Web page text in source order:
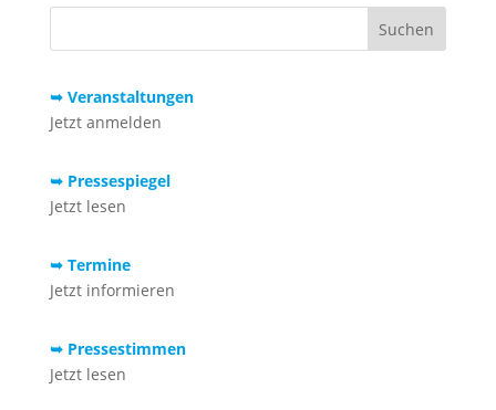
➥ Veranstaltungen
Jetzt anmelden
➥ Pressespiegel
Jetzt lesen
➥ Termine
Jetzt informieren
➥ Pressestimmen
Jetzt lesen